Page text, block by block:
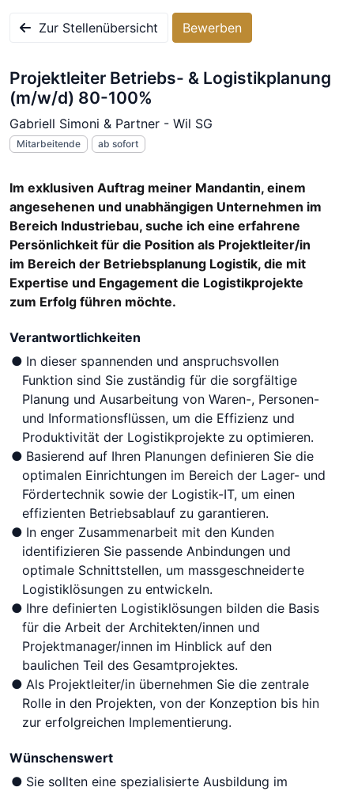
Zur Stellenübersicht Bewerben
Projektleiter Betriebs- & Logistikplanung
(m/w/d) 80-100%
Gabriell Simoni & Partner - Wil SG
Mitarbeitende ab sofort
Im exklusiven Auftrag meiner Mandantin, einem
angesehenen und unabhängigen Unternehmen im
Bereich Industriebau, suche ich eine erfahrene
Persönlichkeit für die Position als Projektleiter/in
im Bereich der Betriebsplanung Logistik, die mit
Expertise und Engagement die Logistikprojekte
zum Erfolg führen möchte.
Verantwortlichkeiten
In dieser spannenden und anspruchsvollen
Funktion sind Sie zuständig für die sorgfältige
Planung und Ausarbeitung von Waren-, Personen-
und Informationsflüssen, um die Effizienz und
Produktivität der Logistikprojekte zu optimieren.
Basierend auf Ihren Planungen definieren Sie die
optimalen Einrichtungen im Bereich der Lager- und
Fördertechnik sowie der Logistik-IT, um einen
effizienten Betriebsablauf zu garantieren.
In enger Zusammenarbeit mit den Kunden
identifizieren Sie passende Anbindungen und
optimale Schnittstellen, um massgeschneiderte
Logistiklösungen zu entwickeln.
Ihre definierten Logistiklösungen bilden die Basis
für die Arbeit der Architekten/innen und
Projektmanager/innen im Hinblick auf den
baulichen Teil des Gesamtprojektes.
Als Projektleiter/in übernehmen Sie die zentrale
Rolle in den Projekten, von der Konzeption bis hin
zur erfolgreichen Implementierung.
Wünschenswert
Sie sollten eine spezialisierte Ausbildung im